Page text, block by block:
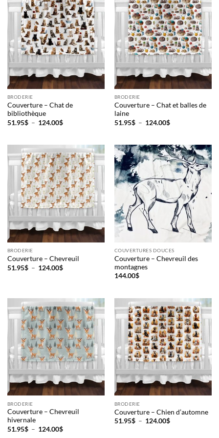
BRODERIE
Couverture – Chat de
bibliothèque
51.95$ – 124.00$Plage
à
124.00$
BRODERIE
Couverture – Chat et balles de
laine
51.95$ – 124.00$Plage
à
124.00$
BRODERIE
Couverture – Chevreuil
51.95$ – 124.00$Plage
124.00$
COUVERTURES DOUCES
Couverture – Chevreuil des
montagnes
144.00$
BRODERIE
Couverture – Chevreuil
hivernale
51.95$ – 124.00$Plage
BRODERIE
Couverture – Chien d’automne
51.95$ – 124.00$Plage